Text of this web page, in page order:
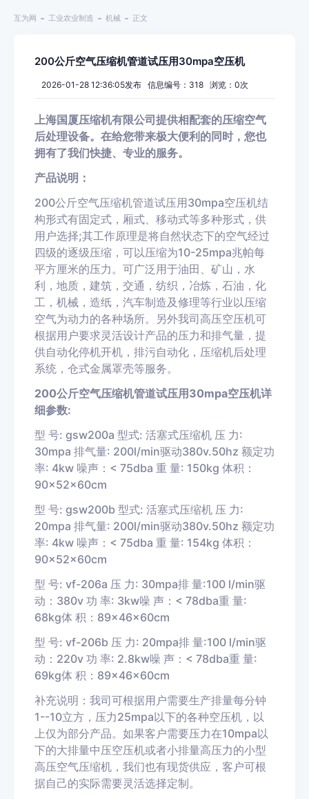
互为网 工业农业制造 机械 正文
200公斤空气压缩机管道试压用30mpa空压机
2026-01-28 12:36:05发布 信息编号：318 浏览： 0次
上海国厦压缩机有限公司提供相配套的压缩空气
后处理设备。在给您带来极大便利的同时，您也
拥有了我们快捷、专业的服务。
产品说明：
200公斤空气压缩机管道试压用30mpa空压机结
构形式有固定式，厢式、移动式等多种形式，供
用户选择;其工作原理是将自然状态下的空气经过
四级的逐级压缩，可以压缩为10-25mpa兆帕每
平方厘米的压力。可广泛用于油田、矿山，水
利，地质，建筑，交通，纺织，冶炼，石油，化
工，机械，造纸，汽车制造及修理等行业以压缩
空气为动力的各种场所。另外我司高压空压机可
根据用户要求灵活设计产品的压力和排气量，提
供自动化停机开机，排污自动化，压缩机后处理
系统，仓式金属罩壳等服务。
200公斤空气压缩机管道试压用30mpa空压机详
细参数:
型 号: gsw200a 型式: 活塞式压缩机 压 力:
30mpa 排气量: 200l/min驱动380v.50hz 额定功
率: 4kw 噪声：< 75dba 重 量: 150kg 体积：
90×52×60cm
型 号: gsw200b 型式: 活塞式压缩机 压 力:
20mpa 排气量: 200l/min驱动380v.50hz 额定功
率: 4kw 噪声：< 75dba 重 量: 154kg 体积：
90×52×60cm
型 号: vf-206a 压 力: 30mpa排 量:100 l/min驱
动：380v 功 率: 3kw噪 声：< 78dba重 量:
68kg体 积：89×46×60cm
型 号: vf-206b 压 力: 20mpa排 量:100 l/min驱
动：220v 功 率: 2.8kw噪 声：< 78dba重 量:
69kg体 积：89×46×60cm
补充说明：我司可根据用户需要生产排量每分钟
1--10立方，压力25mpa以下的各种空压机，以
上仅为部分产品。如果客户需要压力在10mpa以
下的大排量中压空压机或者小排量高压力的小型
高压空气压缩机，我们也有现货供应，客户可根
据自己的实际需要灵活选择定制。